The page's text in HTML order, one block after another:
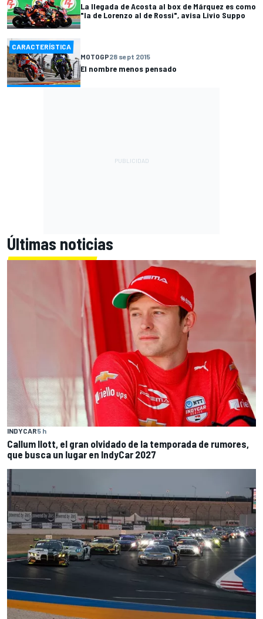
La llegada de Acosta al box de Márquez es como
"la de Lorenzo al de Rossi", avisa Livio Suppo
CARACTERÍSTICA
MOTOGP28 sept 2015
El nombre menos pensado
Últimas noticias
INDYCAR5 h
Callum Ilott, el gran olvidado de la temporada de rumores,
que busca un lugar en IndyCar 2027